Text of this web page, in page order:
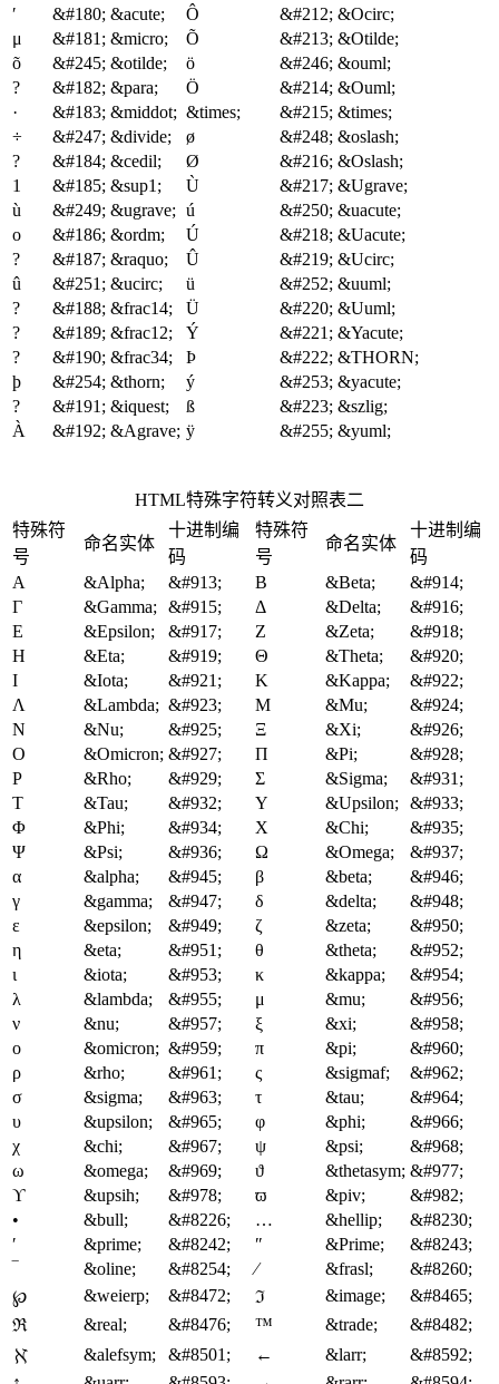
′
&#180; &acute; Ô &#212; &Ocirc;
μ
&#181; &micro; Õ &#213; &Otilde;
õ
&#245; &otilde; ö &#246; &ouml;
?
&#182; &para; Ö &#214; &Ouml;
·
&#183; &middot; &times; &#215; &times;
÷
&#247; &divide; ø &#248; &oslash;
?
&#184; &cedil; Ø &#216; &Oslash;
1
&#185; &sup1; Ù &#217; &Ugrave;
ù
&#249; &ugrave; ú &#250; &uacute;
o
&#186; &ordm; Ú &#218; &Uacute;
?
&#187; &raquo; Û &#219; &Ucirc;
û
&#251; &ucirc; ü &#252; &uuml;
?
&#188; &frac14; Ü &#220; &Uuml;
?
&#189; &frac12; Ý &#221; &Yacute;
?
&#190; &frac34; Þ &#222; &THORN;
þ
&#254; &thorn; ý &#253; &yacute;
?
&#191; &iquest; ß &#223; &szlig;
À
&#192; &Agrave; ÿ &#255; &yuml;
HTML特殊字符转义对照表二
特殊符
号
命名实体
十进制编
码
特殊符
号
命名实体
十进制编
码
Α
&Alpha; &#913; Β &Beta;
&#914;
Γ
&Gamma; &#915; Δ &Delta;
&#916;
Ε
&Epsilon; &#917; Ζ &Zeta;
&#918;
Η
&Eta; &#919; Θ &Theta;
&#920;
Ι
&Iota; &#921; Κ &Kappa;
&#922;
Λ
&Lambda; &#923; Μ &Mu;
&#924;
Ν
&Nu; &#925; Ξ &Xi;
&#926;
Ο
&Omicron; &#927; Π &Pi;
&#928;
Ρ
&Rho; &#929; Σ &Sigma;
&#931;
Τ
&Tau; &#932; Υ &Upsilon;
&#933;
Φ
&Phi; &#934; Χ &Chi;
&#935;
Ψ
&Psi; &#936; Ω &Omega;
&#937;
α
&alpha; &#945; β &beta;
&#946;
γ
&gamma; &#947; δ &delta;
&#948;
ε
&epsilon; &#949; ζ &zeta;
&#950;
η
&eta; &#951; θ &theta;
&#952;
ι
&iota; &#953; κ &kappa;
&#954;
λ
&lambda; &#955; μ &mu;
&#956;
ν
&nu; &#957; ξ &xi;
&#958;
ο
&omicron; &#959; π &pi;
&#960;
ρ
&rho; &#961; ς &sigmaf;
&#962;
σ
&sigma; &#963; τ &tau;
&#964;
υ
&upsilon; &#965; φ &phi;
&#966;
χ
&chi; &#967; ψ &psi;
&#968;
ω
&omega; &#969; ϑ &thetasym; &#977;
ϒ
&upsih; &#978; ϖ &piv;
&#982;
•
&bull; &#8226; … &hellip;
&#8230;
′
&prime; &#8242; ″ &Prime;
&#8243;
&oline; &#8254; ⁄ &frasl;
&#8260;
℘
&weierp; &#8472; ℑ &image;
&#8465;
ℜ
&real; &#8476; ™ &trade;
&#8482;
ℵ
&alefsym; &#8501; ← &larr;
&#8592;